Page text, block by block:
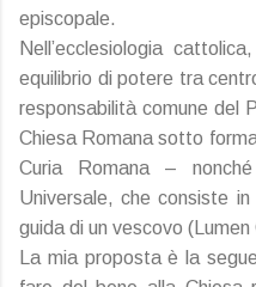
episcopale.
Nell’ecclesiologia
equilibrio di potere tra
responsabilità comune del
Chiesa Romana sotto
Curia Romana –
Universale, che consiste
guida di un vescovo (Lumen
La mia proposta è la